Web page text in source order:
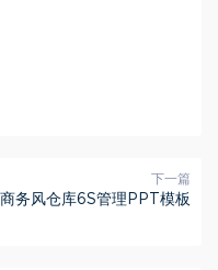
下一篇
商务风仓库6S管理PPT模板